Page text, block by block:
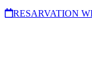
RESARVATION